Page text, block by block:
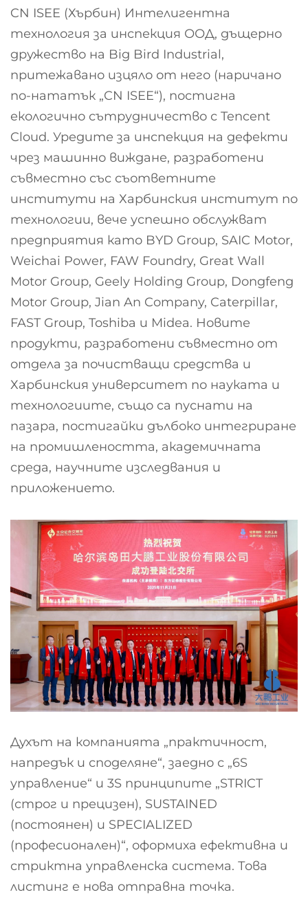
CN ISEE (Хърбин) Интелигентна
технология за инспекция ООД, дъщерно
дружество на Big Bird Industrial,
притежавано изцяло от него (наричано
по-нататък „CN ISEE“), постигна
екологично сътрудничество с Tencent
Cloud. Уредите за инспекция на дефекти
чрез машинно виждане, разработени
съвместно със съответните
институти на Харбинския институт по
технологии, вече успешно обслужват
предприятия като BYD Group, SAIC Motor,
Weichai Power, FAW Foundry, Great Wall
Motor Group, Geely Holding Group, Dongfeng
Motor Group, Jian An Company, Caterpillar,
FAST Group, Toshiba и Midea. Новите
продукти, разработени съвместно от
отдела за почистващи средства и
Харбинския университет по науката и
технологиите, също са пуснати на
пазара, постигайки дълбоко интегриране
на промишлеността, академичната
среда, научните изследвания и
приложението.
Духът на компанията „практичност,
напредък и споделяне“, заедно с „6S
управление“ и 3S принципите „STRICT
(строг и прецизен), SUSTAINED
(постоянен) и SPECIALIZED
(професионален)“, оформиха ефективна и
стриктна управленска система. Това
листинг е нова отправна точка.